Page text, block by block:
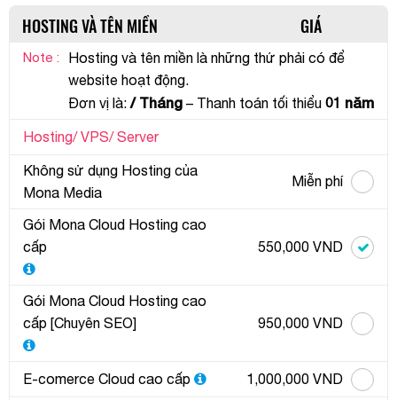
HOSTING VÀ TÊN MIỀN GIÁ
Note :
Hosting và tên miền là những thứ phải có để
website hoạt động.
Đơn vị là: / Tháng – Thanh toán tối thiểu 01 năm
Hosting/ VPS/ Server
Không sử dụng Hosting của
Mona Media
Miễn phí
Gói Mona Cloud Hosting cao
cấp
550,000 VND
Gói Mona Cloud Hosting cao
cấp [Chuyên SEO]
950,000 VND
E-comerce Cloud cao cấp 1,000,000 VND